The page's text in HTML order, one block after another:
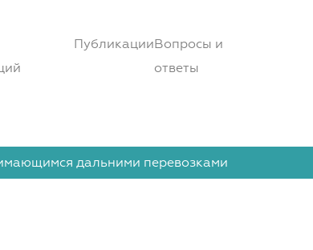
ПубликацииВопросы и
ответы
дальними перевозками